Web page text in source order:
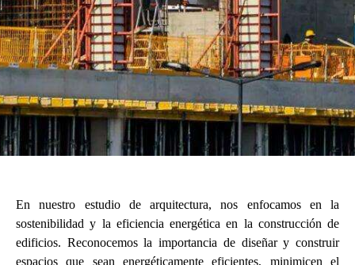
En nuestro estudio de arquitectura, nos enfocamos en la
sostenibilidad y la eficiencia energética en la construcción de
edificios. Reconocemos la importancia de diseñar y construir
espacios que sean energéticamente eficientes, minimicen el